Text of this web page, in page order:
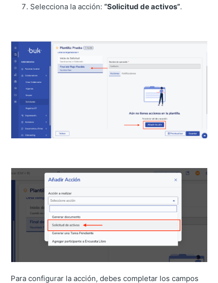
Selecciona la acción:“Solicitud de activos”.
Para configurar la acción, debes completar los campos